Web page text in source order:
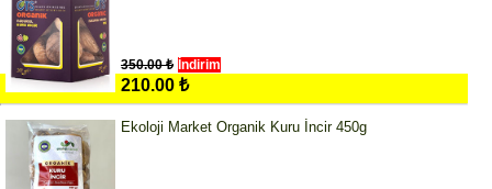
350.00 ₺ İndirim
210.00 ₺
Ekoloji Market Organik Kuru İncir 450g